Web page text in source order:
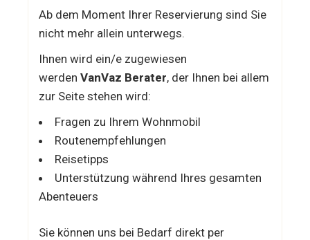
Ab dem Moment Ihrer Reservierung sind Sie
nicht mehr allein unterwegs.
Ihnen wird ein/e zugewiesen
werdenVanVaz Berater, der Ihnen bei allem
zur Seite stehen wird:
Fragen zu Ihrem Wohnmobil
Routenempfehlungen
Reisetipps
Unterstützung während Ihres gesamten
Abenteuers
Sie können uns bei Bedarf direkt per